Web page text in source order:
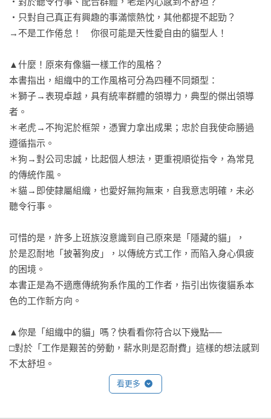
‧只對自己真正有興趣的事滿懷熱忱，其他都提不起勁？
→不是工作倦怠！　你很可能是天性愛自由的貓型人！
▲什麼！原來有像貓一樣工作的風格？
本書指出，組織中的工作風格可分為四種不同類型：
＊獅子→表現卓越，具有統率群體的領導力，典型的傑出領導
者。
＊老虎→不拘泥於框架，憑實力拿出成果；忠於自我使命勝過
遵循指示。
＊狗→對公司忠誠，比起個人想法，更重視順從指令，為常見
的傳統作風。
＊貓→即使隸屬組織，也愛好無拘無束，自我意志明確，未必
聽令行事。
可惜的是，許多上班族沒意識到自己原來是「隱藏的貓」，
於是忍耐地「披著狗皮」，以傳統方式工作，而陷入身心俱疲
的困境。
本書正是為不適應傳統狗系作風的工作者，指引出恢復貓系本
色的工作新方向。
▲你是「組織中的貓」嗎？快看看你符合以下幾點──
□對於「工作是艱苦的勞動，薪水則是忍耐費」這樣的想法感到
不太舒坦。
□不想做無法讓客戶感到高興（沒有為對方提供有意義的價值）
看更多